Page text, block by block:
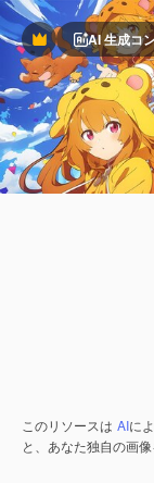
PremiumAI 生成コ
このリソースは AIに
と、あなた独自の画像